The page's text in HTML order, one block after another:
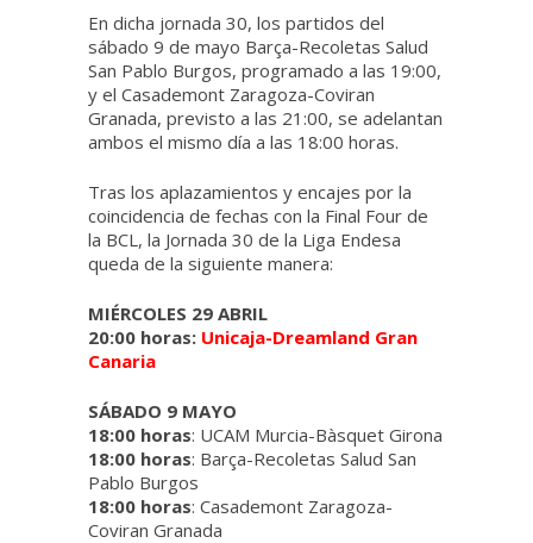
En dicha jornada 30, los partidos del
sábado 9 de mayo Barça-Recoletas Salud
San Pablo Burgos, programado a las 19:00,
y el Casademont Zaragoza-Coviran
Granada, previsto a las 21:00, se adelantan
ambos el mismo día a las 18:00 horas.
Tras los aplazamientos y encajes por la
coincidencia de fechas con la Final Four de
la BCL, la Jornada 30 de la Liga Endesa
queda de la siguiente manera:
MIÉRCOLES 29 ABRIL
20:00 horas: Unicaja-Dreamland Gran
Canaria
SÁBADO 9 MAYO
18:00 horas: UCAM Murcia-Bàsquet Girona
18:00 horas: Barça-Recoletas Salud San
Pablo Burgos
18:00 horas: Casademont Zaragoza-
Coviran Granada